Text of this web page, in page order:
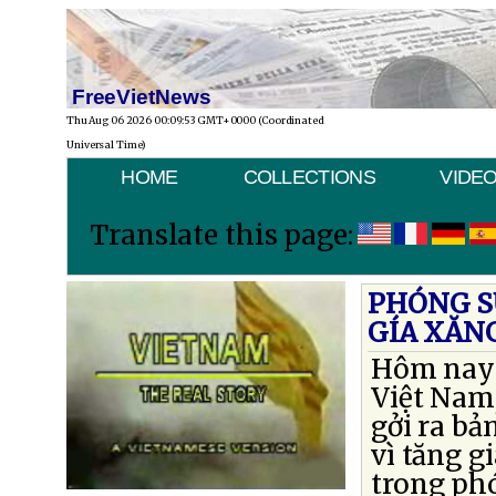
FreeVietNews
Thu Aug 06 2026 00:09:53 GMT+0000 (Coordinated
Universal Time)
HOME COLLECTIONS
Translate this page:
PHÓNG
GÍA
Hôm
Việt
gởi ra
vì tăng
trong